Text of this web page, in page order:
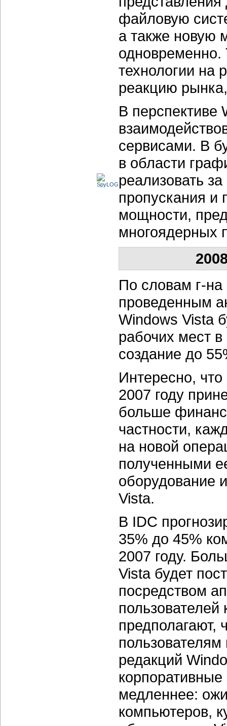
файловую
а также новую
одновременно.
технологии на
реакцию
В перспективе
сервисами. В
в области
реализовать
пропускания
мощности,
многоядерных
По словам г-на
проведенным
Windows Vista
рабочих мест
создание до
Интересно,
2007 году
больше
частности,
на новой
полученными
оборудование
Vista.
В IDC
35% до 45%
2007 году.
Vista будет
посредством
редакций
корпоративные
медленнее:
компьютеров,